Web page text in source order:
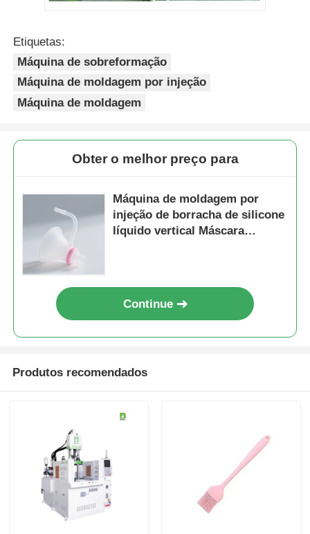
Etiquetas:
Máquina de sobreformação
Máquina de moldagem por injeção
Máquina de moldagem
Obter o melhor preço para
Máquina de moldagem por
injeção de borracha de silicone
líquido vertical Máscara
Continue
Produtos recomendados